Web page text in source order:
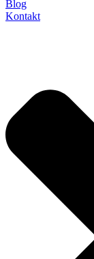
Blog
Kontakt